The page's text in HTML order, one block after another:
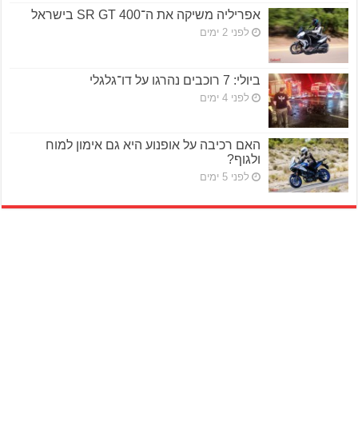
אפריליה משיקה את ה־SR GT 400 בישראל
לפני 2 ימים
ביולי: 7 רוכבים נהרגו על דו־גלגלי
לפני 4 ימים
האם רכיבה על אופנוע היא גם אימון למוח
ולגוף?
לפני 5 ימים